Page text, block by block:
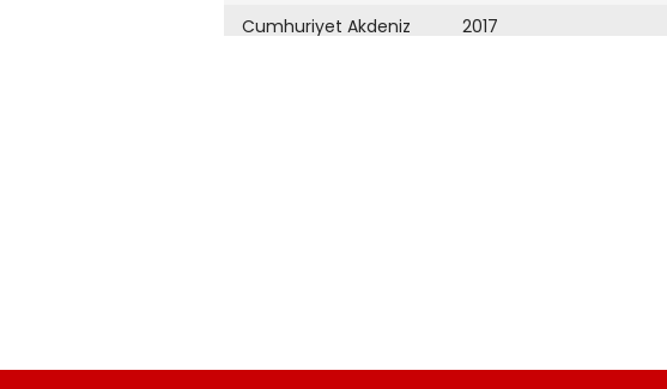
Cumhuriyet Akdeniz
Cumhuriyet Çevre
2017
2009